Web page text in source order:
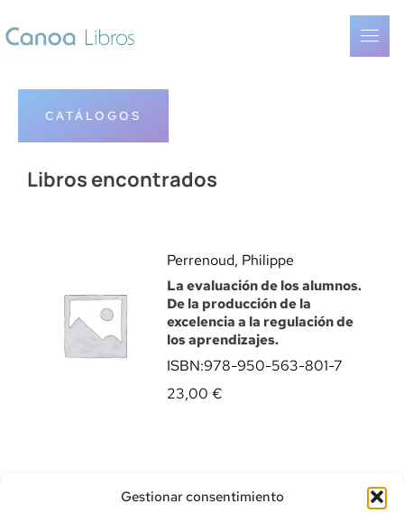
Gestionar consentimiento
CATÁLOGOS
Libros encontrados
Perrenoud, Philippe
La evaluación de los alumnos.
De la producción de la
excelencia a la regulación de
los aprendizajes.
ISBN:978-950-563-801-7
23,00 €